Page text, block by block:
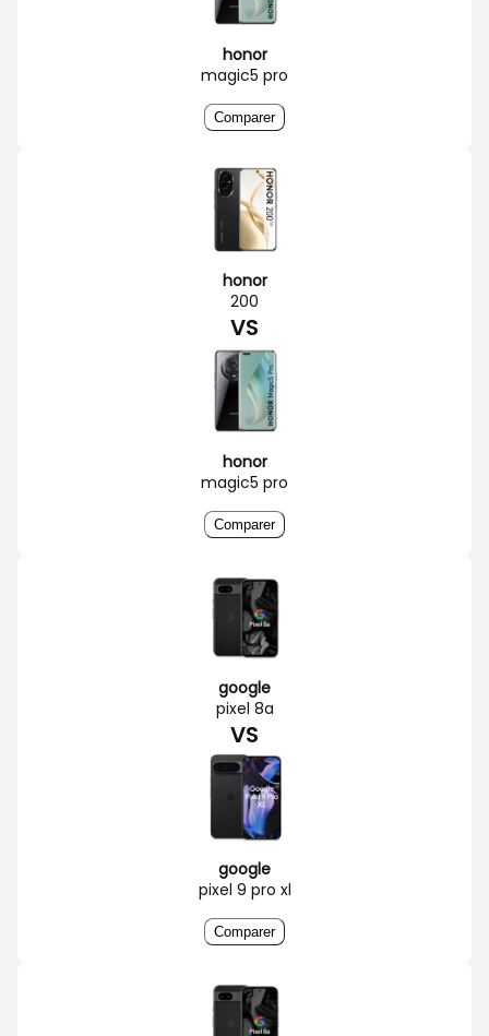
honor
magic5 pro
Comparer
honor
200
VS
honor
magic5 pro
Comparer
google
pixel 8a
VS
google
pixel 9 pro xl
Comparer